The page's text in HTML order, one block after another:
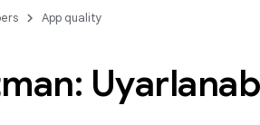
App quality